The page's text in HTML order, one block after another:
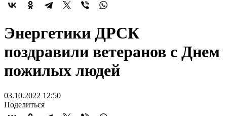
Энергетики ДРСК
поздравили ветеранов с Днем
пожилых людей
03.10.2022 12:50
Поделиться